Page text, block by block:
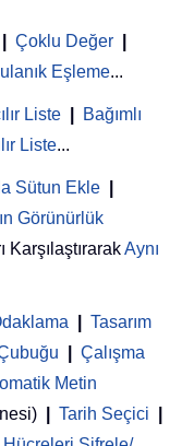
Çoklu Değer
Eşleme...
Liste
Bağımlı
Liste...
Sütun Ekle
Görünürlük
KarşılaştırarakAynı
Tasarım
Çalışma
Metin
Tarih Seçici